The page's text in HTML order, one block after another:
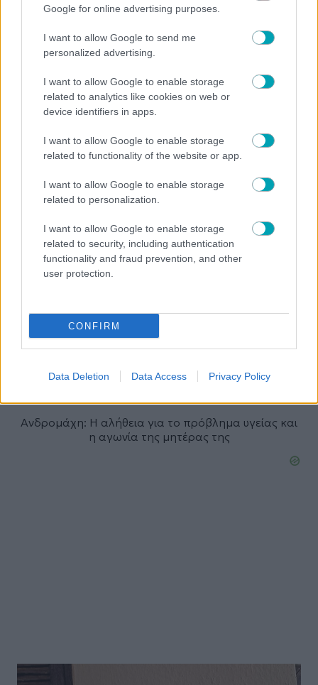
Google for online advertising purposes.
I want to allow Google to send me
personalized advertising.
I want to allow Google to enable storage
related to analytics like cookies on web or
device identifiers in apps.
I want to allow Google to enable storage
related to functionality of the website or app.
I want to allow Google to enable storage
related to personalization.
I want to allow Google to enable storage
related to security, including authentication
functionality and fraud prevention, and other
user protection.
CONFIRM
Data Deletion Data Access Privacy Policy
NEWS
Ελένη Μενεγάκη: Η ανακοίνωση της διάσημης
ταβέρνας μετά την επίσκεψή της στην Κεφαλονιά –
«Ήταν τιμή μας»
NEWS
Ανδρομάχη: Η αλήθεια για το πρόβλημα υγείας και
η αγωνία της μητέρας της